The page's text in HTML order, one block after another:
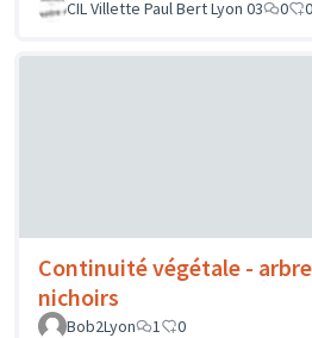
CIL Villette Paul Bert Lyon 03 0 0
Continuité végétale -
nichoirs
Bob2Lyon
1 0